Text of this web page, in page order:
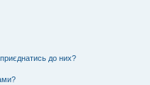
приєднатись до них?